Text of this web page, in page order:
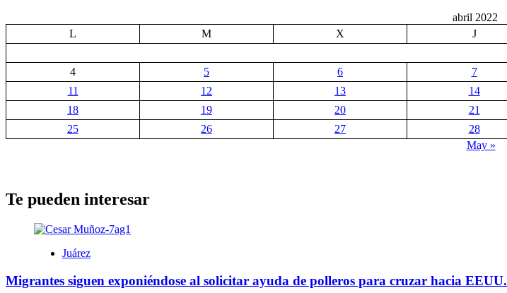
abril 2022
L
M X J
4
5 6 7
11
12 13 14
18
19 20 21
25
26 27 28
May »
Te pueden interesar
Juárez
Migrantes siguen exponiéndose al solicitar ayuda de polleros para cruzar hacia EEUU.